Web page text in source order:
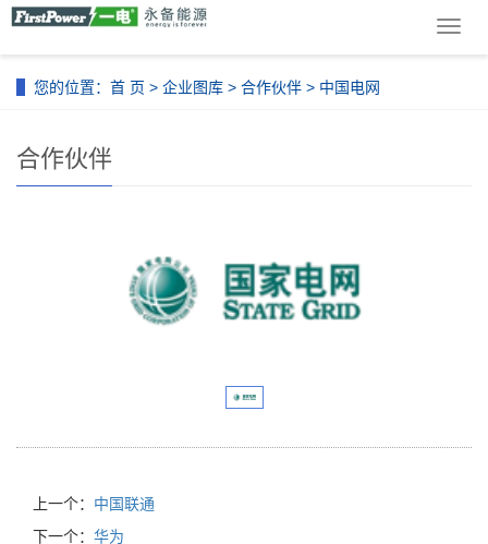
导
您的位置： 首 页 > 企业图库 > 合作伙伴 > 中国电网
合作伙伴
上一个： 中国联通
下一个： 华为